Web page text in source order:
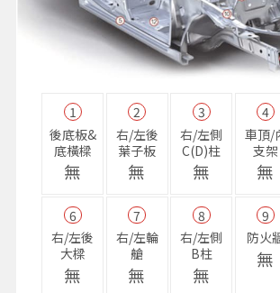
1
後底板&
底橫樑
無
2
右/左後
葉子板
無
3
右/左側
C(D)柱
無
4
車頂/
支架
無
6
右/左後
大樑
無
7
右/左輪
艙
無
8
右/左側
B柱
無
9
防火
無